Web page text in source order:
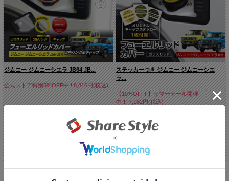
ジムニー ジムニーシエラ JB64 JB...
公式ストア特別5%OFF中!!:8,816円(税込)
ステッカーつき ジムニー ジムニーシエ
ラ...
【10%OFF!!】サマーセール開催
中！:7,182円(税込)